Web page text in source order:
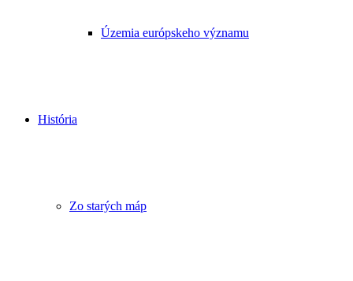
Územia európskeho významu
História
Zo starých máp